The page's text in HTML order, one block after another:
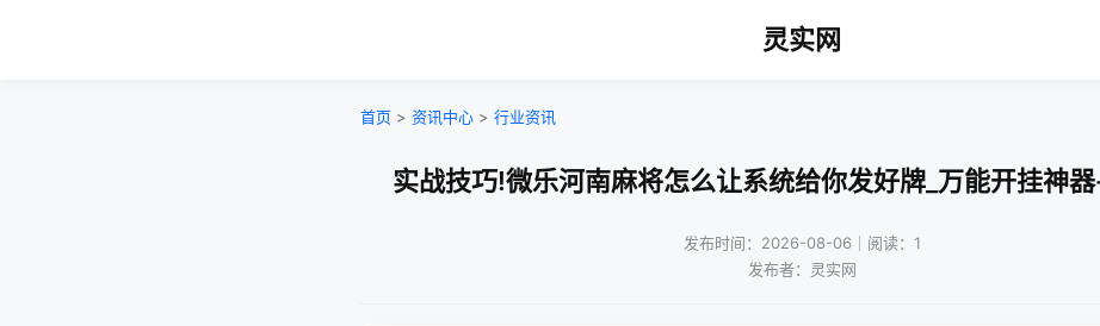
灵实网
首页 > 资讯中心 > 行业资讯
实战技巧!微乐河南麻将怎么让系统给你发好牌_万能开挂神
发布时间：2026-08-06｜阅读：1
发布者：灵实网